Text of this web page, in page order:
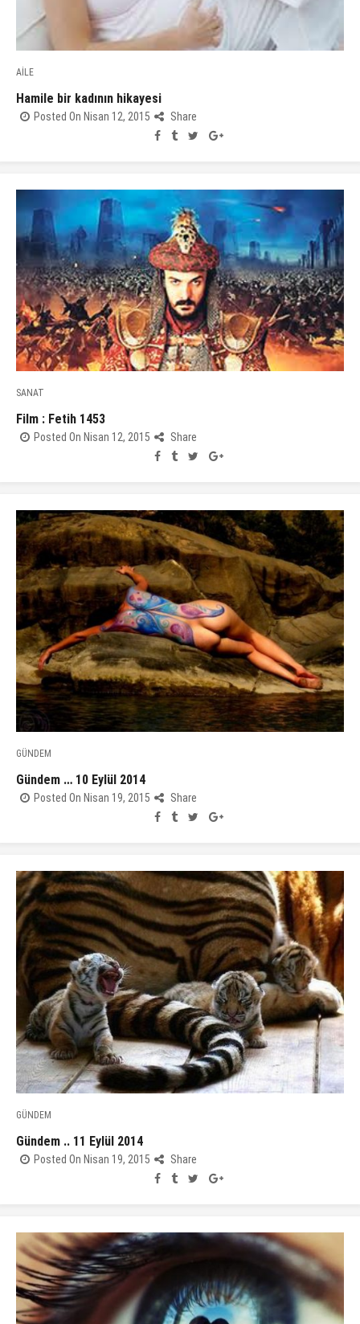
AİLE
Hamile bir kadının hikayesi
Posted On Nisan 12, 2015 Share
SANAT
Film : Fetih 1453
Posted On Nisan 12, 2015 Share
GÜNDEM
Gündem … 10 Eylül 2014
Posted On Nisan 19, 2015 Share
GÜNDEM
Gündem .. 11 Eylül 2014
Posted On Nisan 19, 2015 Share